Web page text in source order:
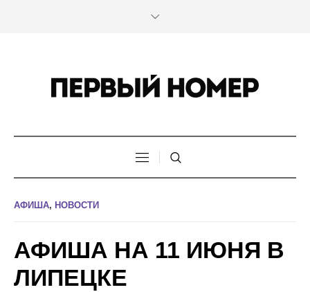
АФИША, НОВОСТИ
АФИША НА 11 ИЮНЯ В
ЛИПЕЦКЕ